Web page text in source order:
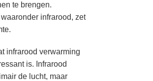
te brengen.
infrarood, zet
infrarood verwarming
is. Infrarood
de lucht, maar